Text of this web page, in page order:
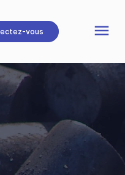
vous menu